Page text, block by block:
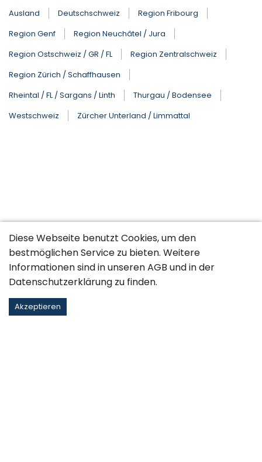
Ausland Deutschschweiz
Region Fribourg
Region Genf
Region Neuchâtel / Jura
Region Ostschweiz / GR / FL
Region Zentralschweiz
Region Zürich / Schaffhausen
Rheintal / FL / Sargans / Linth
Thurgau / Bodensee
Westschweiz
Zürcher Unterland / Limmattal
Diese Webseite benutzt Cookies, um den
bestmöglichen Service zu bieten. Weitere
Informationen sind in unserenAGB und in der
Datenschutzerklärung zu finden.
Akzeptieren